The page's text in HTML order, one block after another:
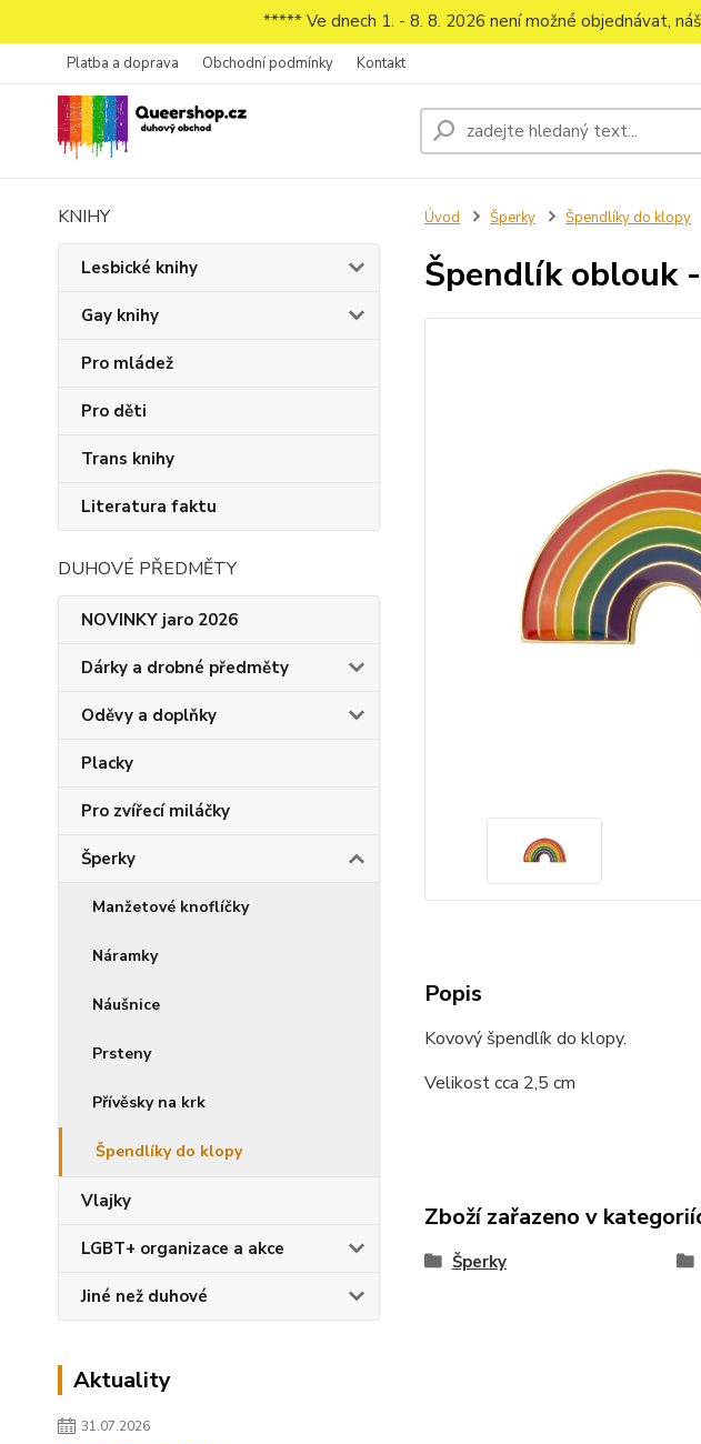
***** Ve dnech 1. - 8. 8. 2026 není možné objednávat,
Platba a doprava Obchodní podmínky Kontakt
KNIHY
Lesbické knihy
Gay knihy
Pro mládež
Pro děti
Trans knihy
Literatura faktu
DUHOVÉ PŘEDMĚTY
NOVINKY jaro 2026
Dárky a drobné předměty
Oděvy a doplňky
Placky
Pro zvířecí miláčky
Šperky
Manžetové knoflíčky
Náramky
Náušnice
Prsteny
Přívěsky na krk
Špendlíky do klopy
Vlajky
LGBT+ organizace a akce
Jiné než duhové
Aktuality
31.07.2026
Úvod Šperky Špendlíky do klopy
Špendlík oblouk
Popis
Kovový špendlík do klopy.
Velikost cca 2,5 cm
Zboží zařazeno v
Šperky